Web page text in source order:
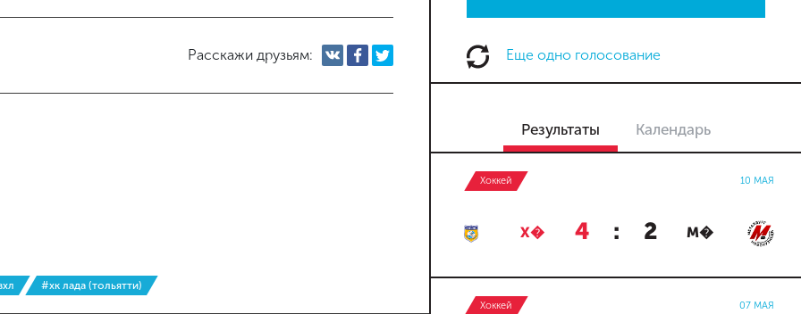
Расскажи друзьям:
#хк лада (тольятти)
Еще одно голосование
Результаты Календарь
Хоккей 10 МАЯ
Х� 4 : 2 М�
Хоккей 07 МАЯ